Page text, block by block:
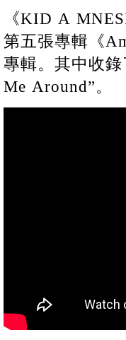
《KID A
第五張專輯《
專輯。其中收
Me Around”。